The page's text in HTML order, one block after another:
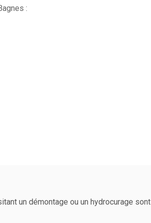
:
un démontage ou un hydrocurage sont